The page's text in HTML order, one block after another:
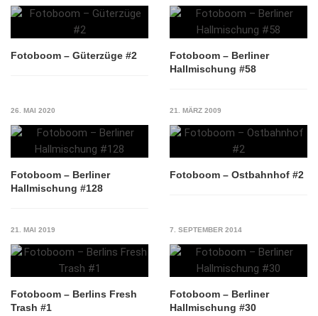
Fotoboom – Güterzüge #2
Fotoboom – Berliner
Hallmischung #58
26. MAI 2020
Fotoboom – Berliner
Hallmischung #128
21. MÄRZ 2009
Fotoboom – Ostbahnhof #2
21. MAI 2019
Fotoboom – Berlins Fresh
Trash #1
7. SEPTEMBER 2014
Fotoboom – Berliner
Hallmischung #30